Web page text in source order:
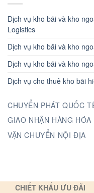
Dịch vụ kho bãi và kho
Logistics
Dịch vụ kho bãi và kho
Dịch vụ kho bãi và kho
Dịch vụ cho thuê kho bãi
CHUYỂN PHÁT QUỐC
GIAO NHẬN HÀNG HÓA
VẬN CHUYỂN NỘI ĐỊA
CHIẾT KHẤU ƯU ĐÃI